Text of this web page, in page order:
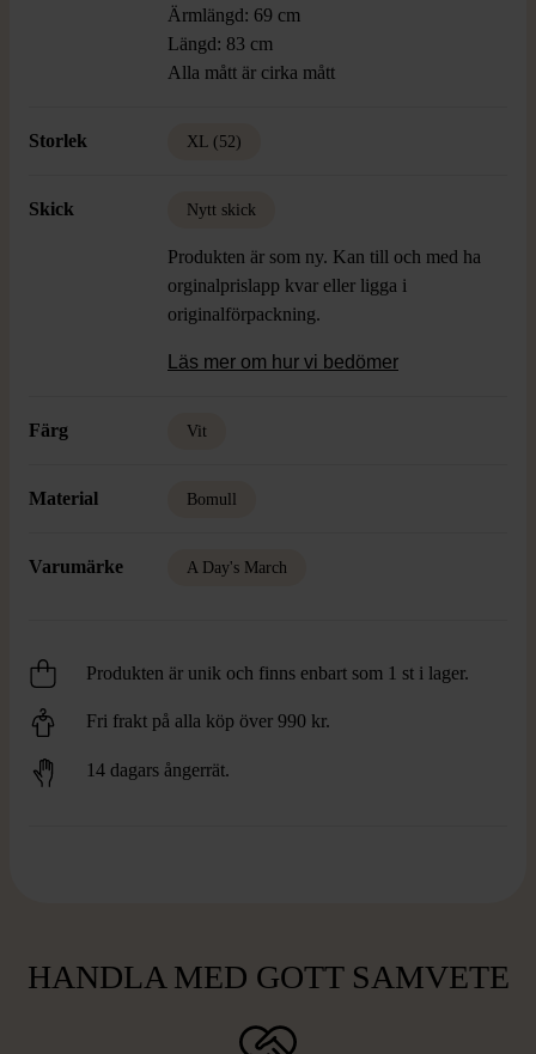
Ärmlängd: 69 cm
Längd: 83 cm
Alla mått är cirka mått
Storlek XL (52)
Skick Nytt skick
Produkten är som ny. Kan till och med ha
orginalprislapp kvar eller ligga i
originalförpackning.
Läs mer om hur vi bedömer
Färg Vit
Material Bomull
Varumärke A Day's March
Produkten är unik och finns enbart som 1 st i lager.
Fri frakt på alla köp över 990 kr.
14 dagars ångerrät.
HANDLA MED GOTT SAMVETE